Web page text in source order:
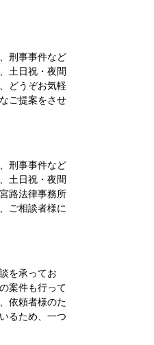
刑事事件など
土日祝・夜間
どうぞお気軽
ご提案をさせ
刑事事件など
土日祝・夜間
路法律事務所
ご相談者様に
を承ってお
案件も行って
依頼者様のた
るため、一つ